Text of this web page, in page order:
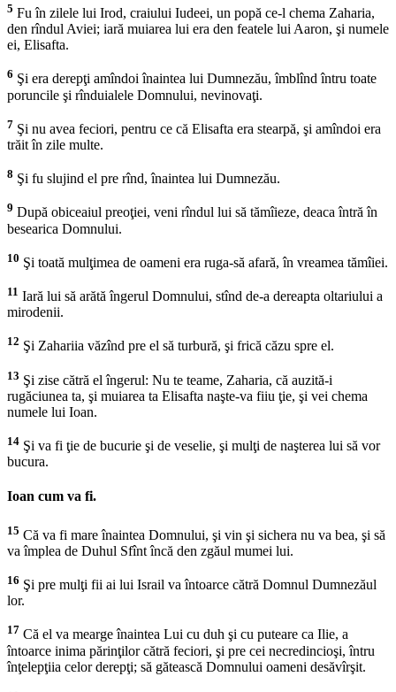
5 Fu în zilele lui Irod, craiului Iudeei, un popă ce-l chema Zaharia,
den rîndul Aviei; iară muiarea lui era den featele lui Aaron, şi numele
ei, Elisafta.
6 Şi era derepţi amîndoi înaintea lui Dumnezău, îmblînd întru toate
poruncile şi rînduialele Domnului, nevinovaţi.
7 Şi nu avea feciori, pentru ce că Elisafta era stearpă, şi amîndoi era
trăit în zile multe.
8 Şi fu slujind el pre rînd, înaintea lui Dumnezău.
9 După obiceaiul preoţiei, veni rîndul lui să tămîieze, deaca întră în
besearica Domnului.
10 Şi toată mulţimea de oameni era ruga-să afară, în vreamea tămîiei.
11 Iară lui să arătă îngerul Domnului, stînd de-a dereapta oltariului a
mirodenii.
12 Şi Zahariia văzînd pre el să turbură, şi frică căzu spre el.
13 Şi zise cătră el îngerul: Nu te teame, Zaharia, că auzită-i
rugăciunea ta, şi muiarea ta Elisafta naşte-va fiiu ţie, şi vei chema
numele lui Ioan.
14 Şi va fi ţie de bucurie şi de veselie, şi mulţi de naşterea lui să vor
bucura.
Ioan cum va fi.
15 Că va fi mare înaintea Domnului, şi vin şi sichera nu va bea, şi să
va împlea de Duhul Sfînt încă den zgăul mumei lui.
16 Şi pre mulţi fii ai lui Israil va întoarce cătră Domnul Dumnezăul
lor.
17 Că el va mearge înaintea Lui cu duh şi cu puteare ca Ilie, a
întoarce inima părinţilor cătră feciori, şi pre cei necredincioşi, întru
înţelepţiia celor derepţi; să gătească Domnului oameni desăvîrşit.